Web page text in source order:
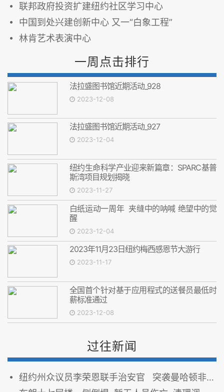
联邦政府投资扩建纽约社区学习中心
中国到处兴建创新中心 又一“白象工程”
林肯艺术表演中心
一周点击排行
法拉盛图书馆近期活动_928
2023-12-08
法拉盛图书馆近期活动_927
2023-12-04
纽约生命科学产业迎来新篇章：SPARC基普
斯湾项目规划揭晓
2023-11-27
白纸运动一周年 夹缝中的呐喊 绝望中的觉
醒
2023-12-04
2023年11月23日纽约梅西感恩节大游行
2023-11-17
全国首个针对基于应用程式的送餐员最低时
薪标准通过
2023-12-08
过往新闻
纽约州众议员李荣恩联手治安官 突袭曼哈顿非法大麻店 保障社区安全